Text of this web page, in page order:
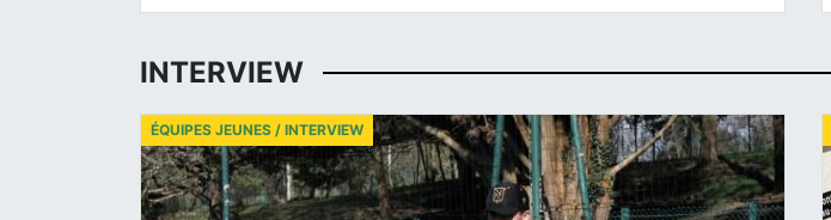
INTERVIEW
ÉQUIPES JEUNES / INTERVIEW